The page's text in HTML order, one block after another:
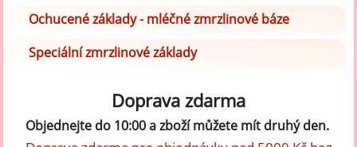
Ochucené základy - mléčné zmrzlinové báze
Speciální zmrzlinové základy
Doprava zdarma
Objednejte do 10:00 a zboží můžete mít druhý den.